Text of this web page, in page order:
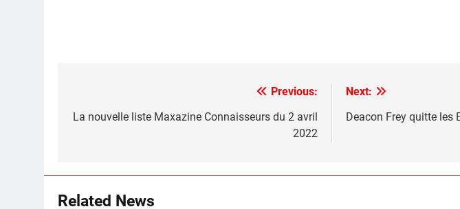
navigation
Previous:
La nouvelle liste Maxazine Connaisseurs du 2 avril
2022
Next:
Deacon Frey quitte les
Related News